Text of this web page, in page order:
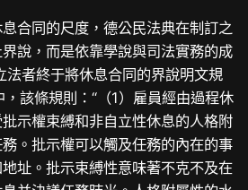
合同的尺度，德公民法典在制訂之
說，而是依靠學說與司法實務的成
法者終于將休息合同的界說明文規
該條規則：“（1）雇員經由過程休
示權束縛和非自立性休息的人格附
。批示權可以觸及任務的內在的事
址。批示束縛性意味著不克不及在